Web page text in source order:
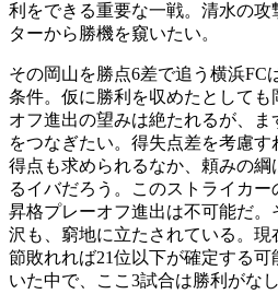
利をできる重要な一戦。清水の
ターから勝機を窺いたい。
その岡山を勝点6差で追う横浜FC
条件。仮に勝利を収めたとして
オフ進出の望みは絶たれるが、
をつなぎたい。得失点差を考慮
得点も求められるなか、頼みの綱
るイバだろう。このストライカ
昇格プレーオフ進出は不可能だ。
沢も、窮地に立たされている。
節敗れれば21位以下が確定する
いた中で、ここ3試合は勝利がな